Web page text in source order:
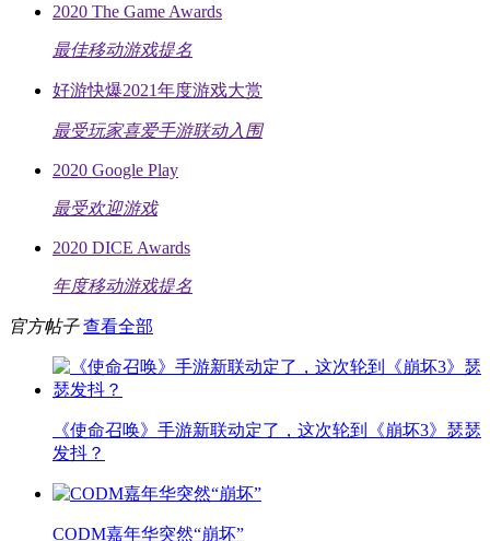
2020 The Game Awards
最佳移动游戏提名
好游快爆2021年度游戏大赏
最受玩家喜爱手游联动入围
2020 Google Play
最受欢迎游戏
2020 DICE Awards
年度移动游戏提名
官方帖子 查看全部
《使命召唤》手游新联动定了，这次轮到《崩坏3》瑟瑟
发抖？
CODM嘉年华突然“崩坏”